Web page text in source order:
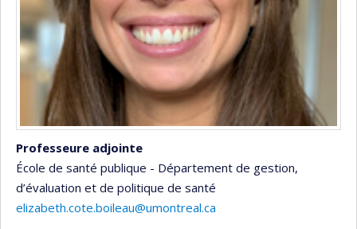
Professeure adjointe
École de santé publique - Département de gestion,
d’évaluation et de politique de santé
elizabeth.cote.boileau@umontreal.ca